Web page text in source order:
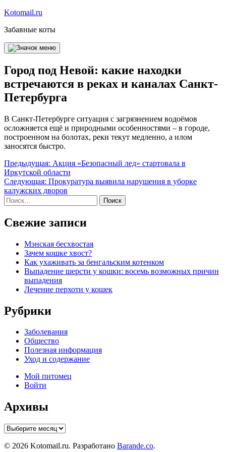
Перейти
содержимому
Kotomail.ru
Забавные коты
Город под Невой: какие находки
встречаются в реках и каналах Санкт-
Петербурга
В Санкт-Петербурге ситуация с загрязнением водоёмов
осложняется ещё и природными особенностями – в городе,
построенном на болотах, реки текут медленно, а илом
заносятся быстро.
Навигация
по
записям
Предыдущая: Акция «Безопасный лед» стартовала в
Иркутской области
Следующая: Прокуратура выявила нарушения в уборке
калужских дворов
Найти:
Свежие записи
Мэнская бесхвостая
Зачем кошке хвост?
Как ухаживать за бенгальским котенком
Выпадение шерсти у кошки: восемь возможных причин
выпадения
Лечение перхоти у кошек
Рубрики
Заболевания
Общество
Полезная информация
Уход и содержание
Мой питомец
Войти
Архивы
Архивы
© 2026 Kotomail.ru. Разработано Barande.co.